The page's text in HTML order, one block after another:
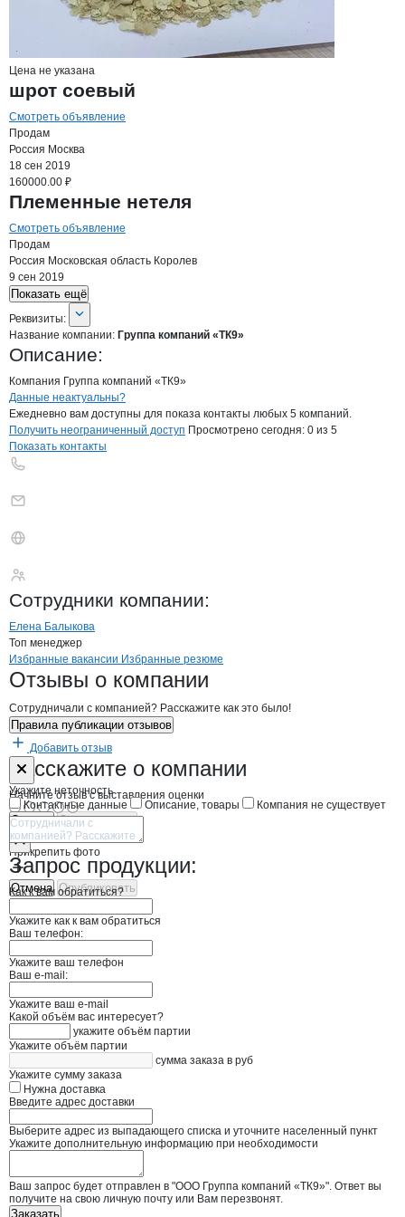
Цена не указана
шрот соевый
Смотреть объявление
Продам
Россия Москва
18 сен 2019
160000.00 ₽
Племенные нетеля
Смотреть объявление
Продам
Россия Московская область Королев
9 сен 2019
Показать ещё
О компании
Реквизиты
Реквизиты:
Название компании: Группа компаний «ТК9»
Описание:
Компания Группа компаний «ТК9»
Контактыкомпании
+7(800)000-00-..
Данные неактуальны?
Ежедневно вам доступны для показа контакты любых 5 компаний.
Получить неограниченный доступ Просмотрено сегодня: 0 из 5
Показать контакты
Сотрудники компании:
Елена Балыкова
Топ менеджер
Брендыкомпани Группа компаний
Вакансии вГруппа компаний «ТК9»
Избранные вакансии Избранные резюме
Новости oГруппа компаний «ТК9»,
Отзывы о компании
Сотрудничали с компанией? Расскажите как это было!
Правила публикации отзывов
Добавить отзыв
Расскажите о компании
Начните отзыв с выставления оценки
Прикрепить фото
Отмена Опубликовать
Форма обратной связи о неточностях
Укажите неточность
Контактные данные
Описание, товары Компания не существует
Отмена Опубликовать
Запрос продукции:
Как к вам обратиться?
Укажите как к вам обратиться
Ваш телефон:
Укажите ваш телефон
Ваш e-mail:
Укажите ваш e-mail
Какой объём вас интересует?
укажите объём партии
Укажите объём партии
сумма заказа в руб
Укажите сумму заказа
Нужна доставка
Введите адрес доставки
Выберите адрес из выпадающего списка и уточните населенный пункт
Укажите дополнительную информацию при необходимости
Ваш запрос будет отправлен в "ООО Группа компаний «ТК9»". Ответ вы
получите на свою личную почту или Вам перезвонят.
Заказать